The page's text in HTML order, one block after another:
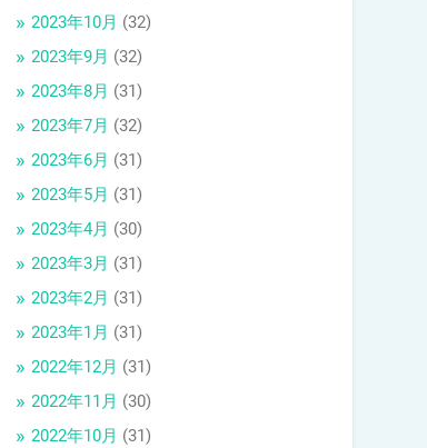
2023年10月 (32)
2023年9月 (32)
2023年8月 (31)
2023年7月 (32)
2023年6月 (31)
2023年5月 (31)
2023年4月 (30)
2023年3月 (31)
2023年2月 (31)
2023年1月 (31)
2022年12月 (31)
2022年11月 (30)
2022年10月 (31)